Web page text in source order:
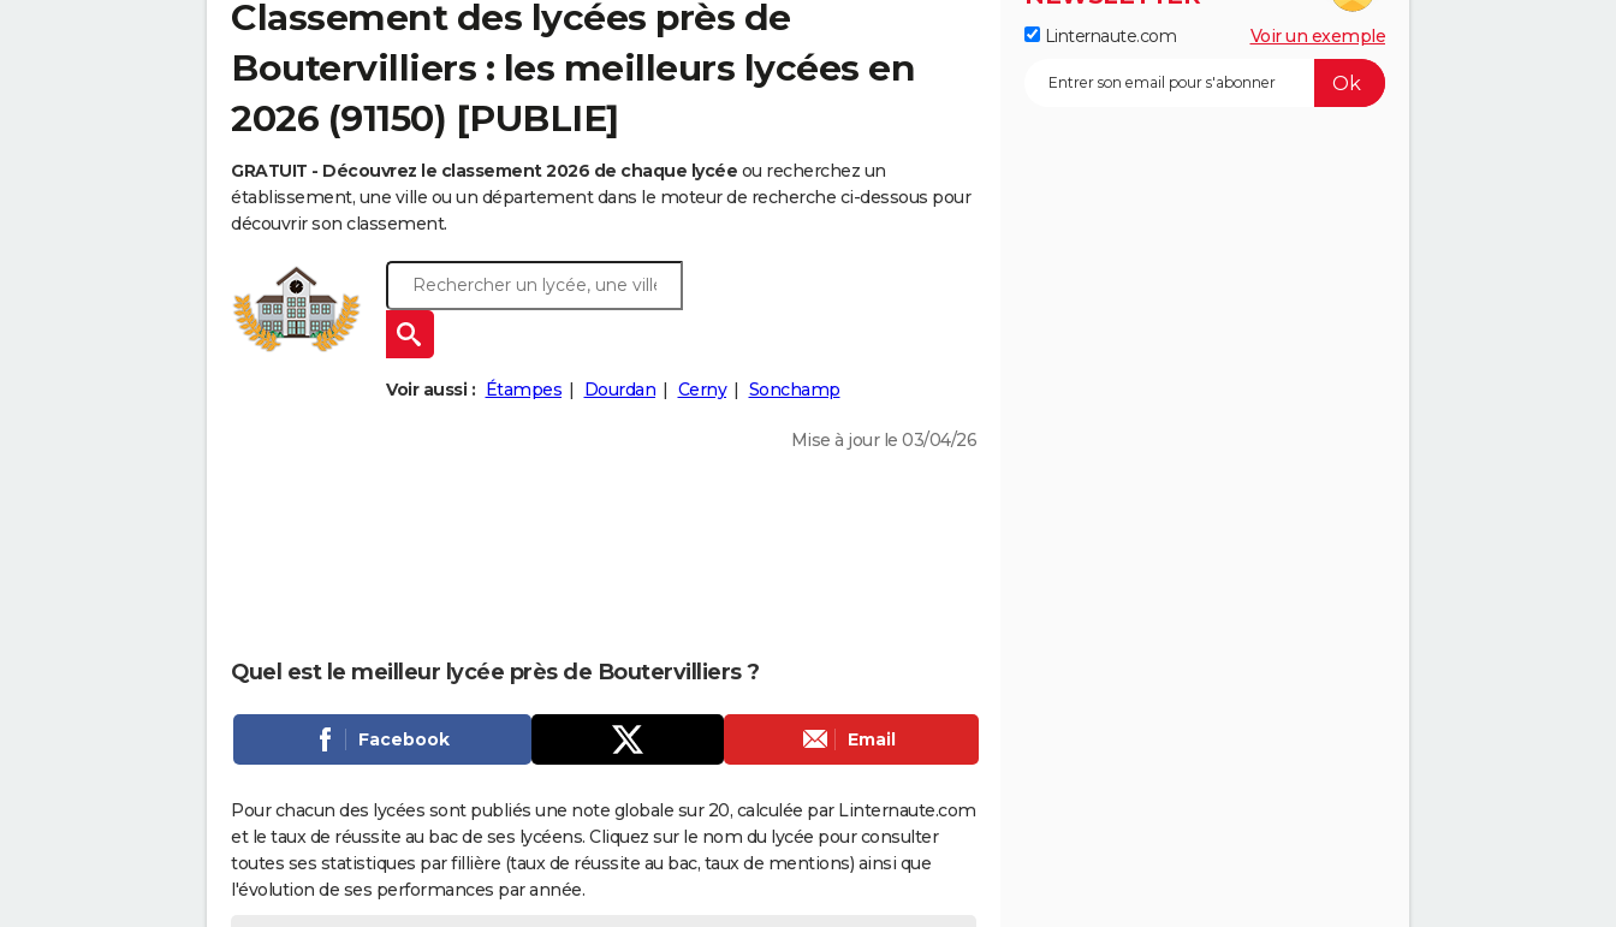
Classement des lycées près de
Boutervilliers : les meilleurs lycées en
2026 (91150) [PUBLIE]
GRATUIT - Découvrez le classement 2026 de chaque lycée ou recherchez un
établissement, une ville ou un département dans le moteur de recherche ci-dessous pour
découvrir son classement.
Voir aussi : Étampes Dourdan Cerny Sonchamp
Mise à jour le 03/04/26
Quel est le meilleur lycée près de Boutervilliers ?
Facebook Email
Pour chacun des lycées sont publiés une note globale sur 20, calculée par Linternaute.com
et le taux de réussite au bac de ses lycéens. Cliquez sur le nom du lycée pour consulter
toutes ses statistiques par fillière (taux de réussite au bac, taux de mentions) ainsi que
l'évolution de ses performances par année.
Linternaute.com Voir un exemple